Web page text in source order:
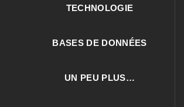
TECHNOLOGIE
BASES DE DONNÉES
UN PEU PLUS…